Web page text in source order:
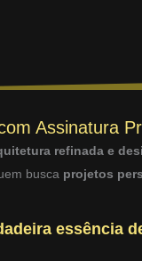
Assinatura
refinada e
busca projetos
essência